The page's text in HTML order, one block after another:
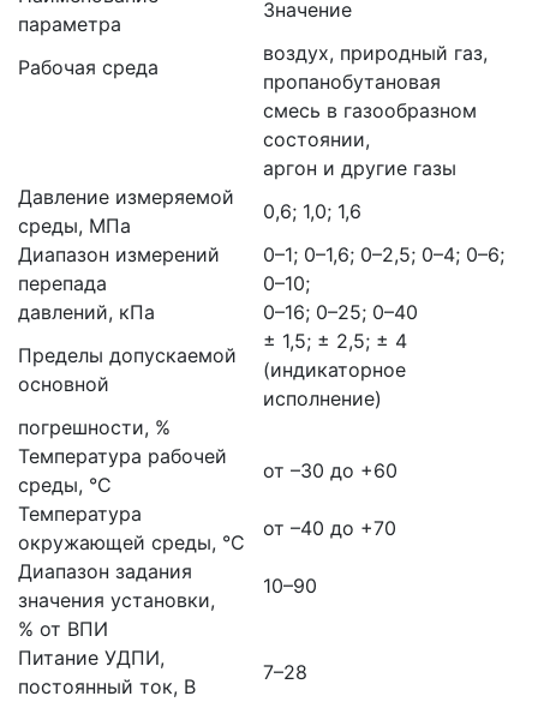
параметра
Значение
Рабочая среда
воздух, природный газ,
пропанобутановая
смесь в газообразном
состоянии,
аргон и другие газы
Давление измеряемой
среды, МПа
0,6; 1,0; 1,6
Диапазон измерений
перепада
0–1; 0–1,6; 0–2,5; 0–4; 0–6;
0–10;
давлений, кПа
0–16; 0–25; 0–40
Пределы допускаемой
основной
± 1,5; ± 2,5; ± 4
(индикаторное
исполнение)
погрешности, %
Температура рабочей
среды, °С
от –30 до +60
Температура
окружающей среды, °С
от –40 до +70
Диапазон задания
значения установки,
10–90
% от ВПИ
Питание УДПИ,
постоянный ток, В
7–28